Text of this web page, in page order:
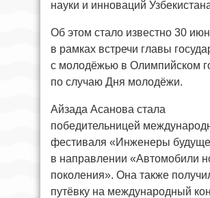
науки и инноваций
Об этом стало известно 30
в рамках встречи главы
с молодёжью в Олимпийском
по случаю Дня молодёжи.
Айзада Асанова стала
победительницей
фестиваля «Инженеры
в направлении «Автомобили
поколения». Она также
путёвку на международный